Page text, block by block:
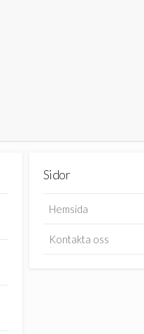
Sidor
Hemsida
Kontakta oss